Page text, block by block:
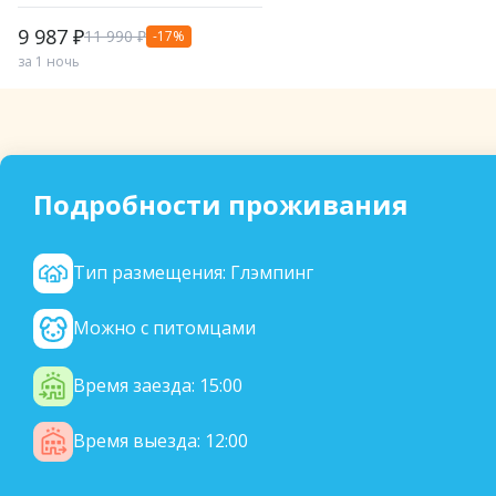
глэмпинги и экодома.
9 987 ₽11 990 ₽ -17%
за 1 ночь
Подробности проживания
Тип размещения: Глэмпинг
Можно с питомцами
Время заезда: 15:00
Время выезда: 12:00